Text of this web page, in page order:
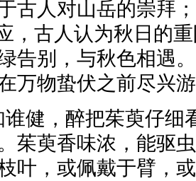
古人对山岳的崇拜
，古人认为秋日的
告别，与秋色相遇
万物蛰伏之前尽兴
谁健，醉把茱萸仔细
茱萸香味浓，能驱
叶，或佩戴于臂，